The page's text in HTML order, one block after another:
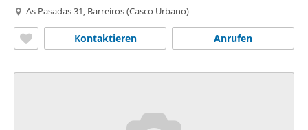
As Pasadas 31, Barreiros (Casco Urbano)
Anrufen
Kontaktieren